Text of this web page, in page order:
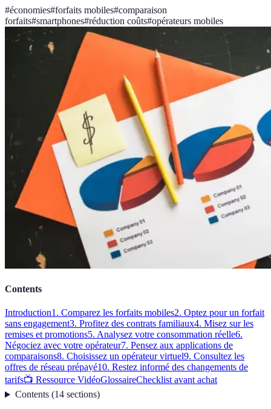
#économies#forfaits mobiles#comparaison
forfaits#smartphones#réduction coûts#opérateurs mobiles
Contents
Introduction1. Comparez les forfaits mobiles2. Optez pour un forfait
sans engagement3. Profitez des contrats familiaux4. Misez sur les
remises et promotions5. Analysez votre consommation réelle6.
Négociez avec votre opérateur7. Pensez aux applications de
comparaisons8. Choisissez un opérateur virtuel9. Consultez les
offres de réseau prépayé10. Restez informé des changements de
tarifs📺 Ressource VidéoGlossaireChecklist avant achat
Contents(14 sections)